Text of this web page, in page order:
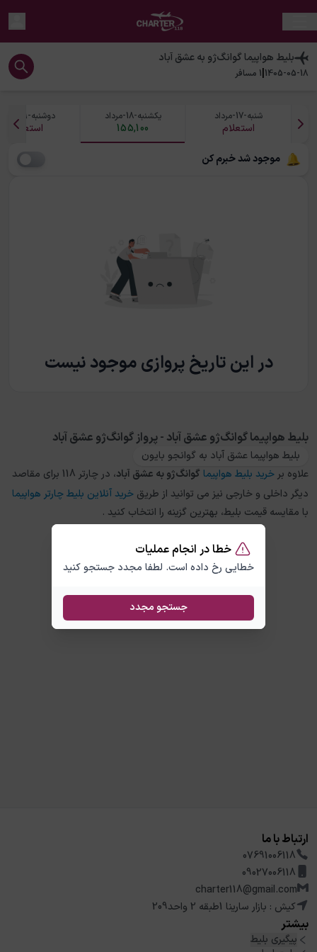
خطا در انجام عملیات
خطایی رخ داده است. لطفا مجدد جستجو کنید
جستجو مجدد
بلیط هواپیماگوانگ‌ژو بهعشق آباد
1405-05-18
|
1 مسافر
شنبه-17-مرداد
استعلام
یکشنبه-18-مرداد
155,100
دوشنبه-19-مرداد
استعلام
موجود شد خبرم کن
در این تاریخ پروازی موجود نیست
بلیط هواپیما گوانگ‌ژو عشق آباد - پرواز گوانگ‌ژو عشق آباد
بلیط هواپیما عشق آباد به گوانجو بایون
علاوه بر خرید بلیط هواپیما گوانگ‌ژوبه عشق آباد
، در چارتر 118 برای مقاصد
دیگر داخلی و خارجی نیز می توانید از طریق خرید آنلاین بلیط چارتر هواپیما
با مقایسه قیمت بلیط، بهترین گزینه را انتخاب کنید .
ارتباط با ما
07691006118
09027006118
charter118@gmail.com
کیش : بازار سارینا 1طبقه 2 واحد209
بیشتر
پیگیری بلیط